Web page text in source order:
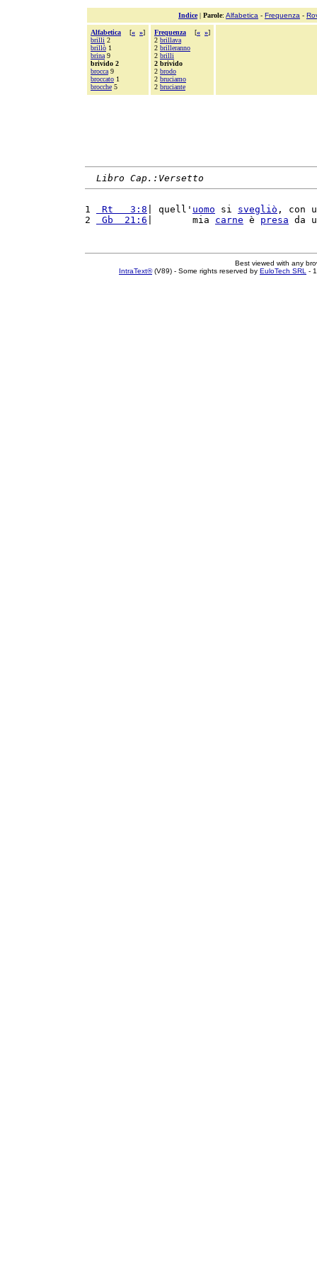
Indice| Parole: Alfabetica - Frequenza -
Alfabetica [« »]
brilli 2
brillò 1
brina 9
brivido 2
brocca 9
broccato 1
brocche 5
Frequenza [« »]
2 brillava
2 brilleranno
2 brilli
2 brivido
2 brodo
2 bruciamo
2 bruciante
Libro Cap.:Versetto
1 Rt   3:8 | quell' uomo si svegliò , con
2
Gb  21:6 |       mia carne è presa da
Best viewed with any
IntraText®(V89) - Some rights reserved by EuloTech SRL -